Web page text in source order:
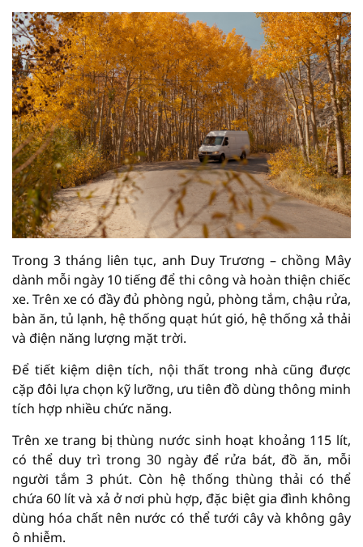
Trong 3 tháng liên tục, anh Duy Trương – chồng Mây
dành mỗi ngày 10 tiếng để thi công và hoàn thiện chiếc
xe. Trên xe có đầy đủ phòng ngủ, phòng tắm, chậu rửa,
bàn ăn, tủ lạnh, hệ thống quạt hút gió, hệ thống xả thải
và điện năng lượng mặt trời.
Để tiết kiệm diện tích, nội thất trong nhà cũng được
cặp đôi lựa chọn kỹ lưỡng, ưu tiên đồ dùng thông minh
tích hợp nhiều chức năng.
Trên xe trang bị thùng nước sinh hoạt khoảng 115 lít,
có thể duy trì trong 30 ngày để rửa bát, đồ ăn, mỗi
người tắm 3 phút. Còn hệ thống thùng thải có thể
chứa 60 lít và xả ở nơi phù hợp, đặc biệt gia đình không
dùng hóa chất nên nước có thể tưới cây và không gây
ô nhiễm.